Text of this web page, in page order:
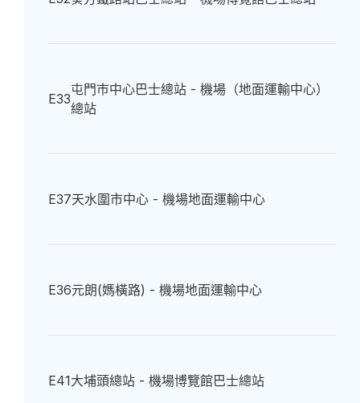
E33
屯門巿中心巴士總站 - 機場（地面運輸中心）
總站
E37天水圍市中心 - 機場地面運輸中心
E36元朗(媽橫路) - 機場地面運輸中心
E41大埔頭總站 - 機場博覽館巴士總站